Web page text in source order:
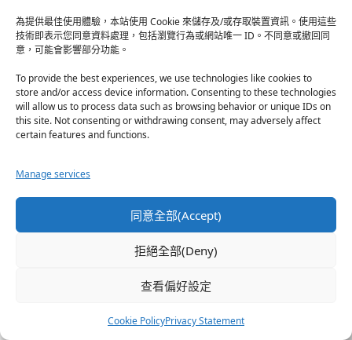
為提供最佳使用體驗，本站使用 Cookie 來儲存及/或存取裝置資訊。使用這些
技術即表示您同意資料處理，包括瀏覽行為或網站唯一 ID。不同意或撤回同
意，可能會影響部分功能。
To provide the best experiences, we use technologies like cookies to
store and/or access device information. Consenting to these technologies
will allow us to process data such as browsing behavior or unique IDs on
this site. Not consenting or withdrawing consent, may adversely affect
certain features and functions.
Manage services
同意全部(Accept)
拒絕全部(Deny)
查看偏好設定
Cookie PolicyPrivacy Statement
年好不容易最近才能完全執政兩三年，就算
2020小英勝選DPP國會過半，也不算站穩腳
選民就算黑白是非不分但至少對KMT無比忠
誠含淚含屎都要投韓國瑜，如果我是呂孫綾
那區的選民，當然投給呂孫綾，先不管她風
評如何差，為了不讓洪孟楷當選讓KMT多了
同區競選人只會“浪費我這一票”，除非像林
昶佐洪慈庸陳柏惟那些不是民進黨員但有獲
得民進黨支持提名的候選人，我才會放心把
票投給他們，票票等值票票重要，比起含屎
含淚都要投韓國瑜或者乾脆放棄不投票的
更邪惡，說他們柯糞也只是剛好而已。
p.s.大選前一天我的同事們的投票討論：